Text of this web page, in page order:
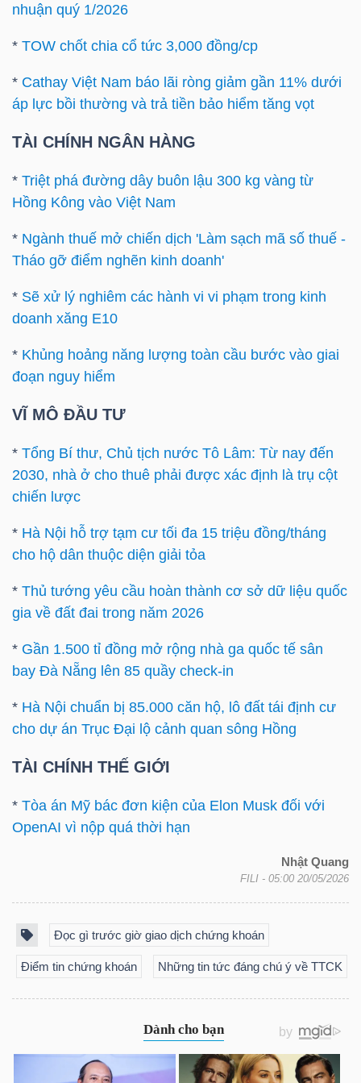
nhuận quý 1/2026
* TOW chốt chia cổ tức 3,000 đồng/cp
* Cathay Việt Nam báo lãi ròng giảm gần 11% dưới
áp lực bồi thường và trả tiền bảo hiểm tăng vọt
TÀI CHÍNH NGÂN HÀNG
* Triệt phá đường dây buôn lậu 300 kg vàng từ
Hồng Kông vào Việt Nam
* Ngành thuế mở chiến dịch 'Làm sạch mã số thuế -
Tháo gỡ điểm nghẽn kinh doanh'
* Sẽ xử lý nghiêm các hành vi vi phạm trong kinh
doanh xăng E10
* Khủng hoảng năng lượng toàn cầu bước vào giai
đoạn nguy hiểm
VĨ MÔ ĐẦU TƯ
* Tổng Bí thư, Chủ tịch nước Tô Lâm: Từ nay đến
2030, nhà ở cho thuê phải được xác định là trụ cột
chiến lược
* Hà Nội hỗ trợ tạm cư tối đa 15 triệu đồng/tháng
cho hộ dân thuộc diện giải tỏa
* Thủ tướng yêu cầu hoàn thành cơ sở dữ liệu quốc
gia về đất đai trong năm 2026
* Gần 1.500 tỉ đồng mở rộng nhà ga quốc tế sân
bay Đà Nẵng lên 85 quầy check-in
* Hà Nội chuẩn bị 85.000 căn hộ, lô đất tái định cư
cho dự án Trục Đại lộ cảnh quan sông Hồng
TÀI CHÍNH THẾ GIỚI
* Tòa án Mỹ bác đơn kiện của Elon Musk đối với
OpenAI vì nộp quá thời hạn
Nhật Quang
FILI - 05:00 20/05/2026
Đọc gì trước giờ giao dịch chứng khoán
Điểm tin chứng khoán Những tin tức đáng chú ý về TTCK
Mã
chứng
(-)
đạo
(-)
Tất cả Người nội bộ Người liên quan Cổ đông lớn
Tin
tức
viết
tác
giả
(-)
Báo
phân
tích
(-)
Thuật
ngữ
Dịch
vụ
tạo
tài